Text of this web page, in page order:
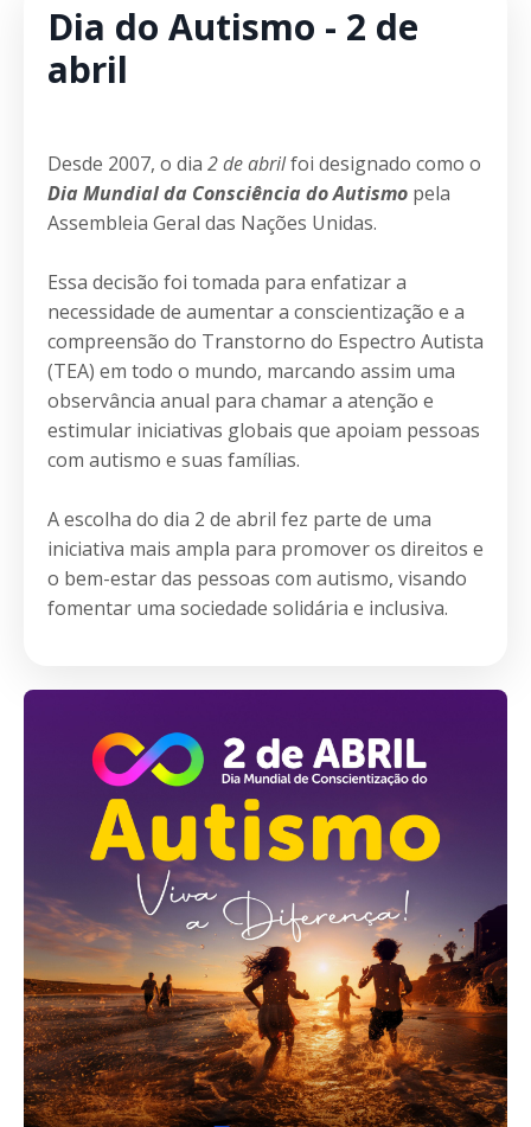
Dia do Autismo - 2 de
abril
Desde 2007, o dia 2 de abrilfoi designado como o
Dia Mundial da Consciência do Autismo pela
Assembleia Geral das Nações Unidas.
Essa decisão foi tomada para enfatizar a
necessidade de aumentar a conscientização e a
compreensão do Transtorno do Espectro Autista
(TEA) em todo o mundo, marcando assim uma
observância anual para chamar a atenção e
estimular iniciativas globais que apoiam pessoas
com autismo e suas famílias.
A escolha do dia 2 de abril fez parte de uma
iniciativa mais ampla para promover os direitos e
o bem-estar das pessoas com autismo, visando
fomentar uma sociedade solidária e inclusiva.